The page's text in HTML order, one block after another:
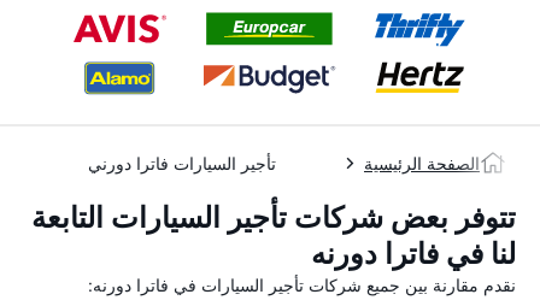
الصفحة الرئيسية تأجير السيارات فاترا دورني
تتوفر بعض شركات تأجير السيارات التابعة
لنا في فاترا دورنه
نقدم مقارنة بين جميع شركات تأجير السيارات في فاترا دورنه: